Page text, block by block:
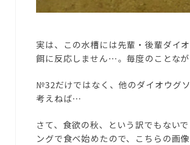
実は、この水槽には先輩・後輩ダイ
餌に反応しません…。毎度のことなが
№32だけではなく、他のダイオウグ
考えねば…
さて、食欲の秋、という訳でもない
ングで食べ始めたので、こちらの画